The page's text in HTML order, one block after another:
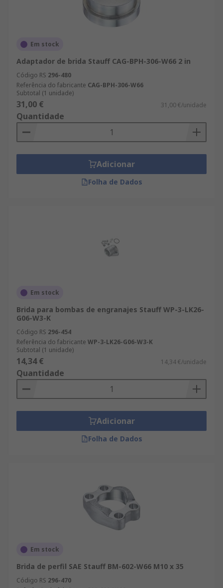
Em stock
Adaptador de brida Stauff CAG-BPH-306-W66 2 in
Código RS 296-480
Referência do fabricante CAG-BPH-306-W66
Subtotal (1 unidade)
31,00 € 31,00 €/unidade
Quantidade
Adicionar
Folha de Dados
Em stock
Brida para bombas de engranajes Stauff WP-3-LK26-
G06-W3-K
Código RS 296-454
Referência do fabricante WP-3-LK26-G06-W3-K
Subtotal (1 unidade)
14,34 € 14,34 €/unidade
Quantidade
Adicionar
Folha de Dados
Em stock
Brida de perfil SAE Stauff BM-602-W66 M10 x 35
Código RS 296-470